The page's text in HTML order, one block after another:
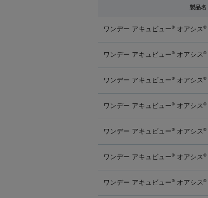
製品名
ワンデー アキュビュー® オアシス ®
ワンデー アキュビュー® オアシス ®
ワンデー アキュビュー® オアシス ®
ワンデー アキュビュー® オアシス ®
ワンデー アキュビュー® オアシス ®
ワンデー アキュビュー® オアシス ®
ワンデー アキュビュー® オアシス ®